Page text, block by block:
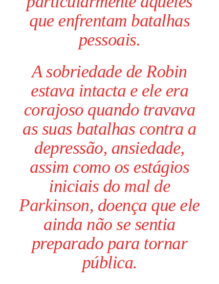
que enfrentam batalhas
pessoais.
A sobriedade de Robin
estava intacta e ele era
corajoso quando travava
as suas batalhas contra a
depressão, ansiedade,
assim como os estágios
iniciais do mal de
Parkinson, doença que ele
ainda não se sentia
preparado para tornar
pública.